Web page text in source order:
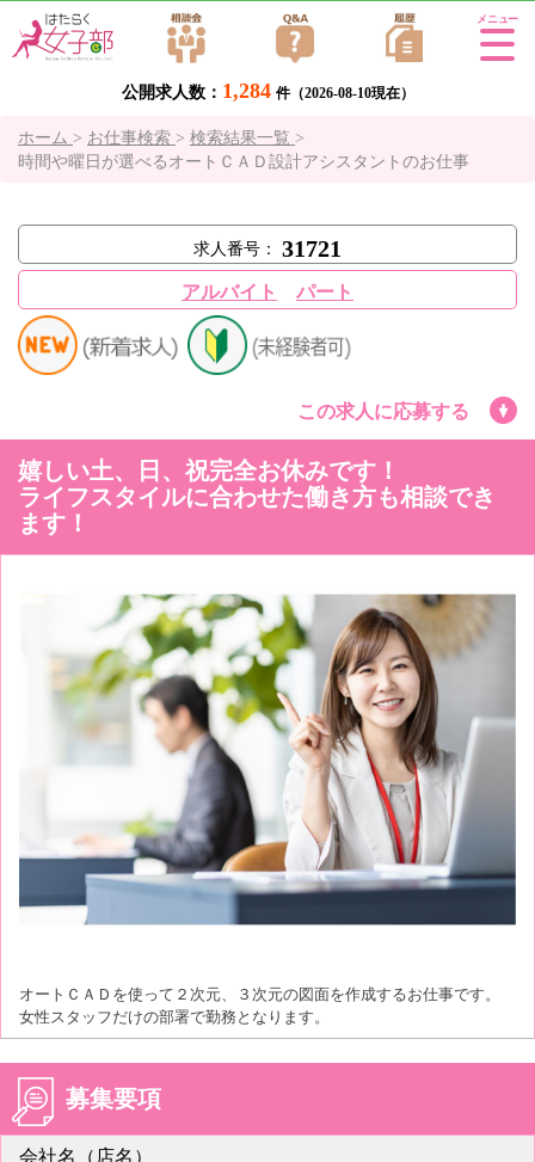
公開求人数： 1,284 件（2026-08-10現在）
Tog
ホーム > お仕事検索 > 検索結果一覧 >
時間や曜日が選べるオートＣＡＤ設計アシスタントのお仕事
求人番号： 31721
アルバイト パート
この求人に応募する
嬉しい土、日、祝完全お休みです！
ライフスタイルに合わせた働き方も相談でき
ます！
オートＣＡＤを使って２次元、３次元の図面を作成するお仕事です。
女性スタッフだけの部署で勤務となります。
募集要項
会社名（店名）